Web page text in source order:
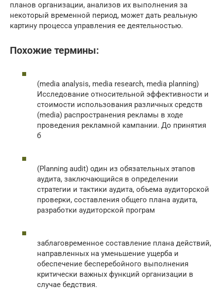
планов организации, анализов их выполнения за
некоторый временной период, может дать реальную
картину процесса управления ее деятельностью.
Похожие термины:
(media analysis, media research, media planning)
Исследование относительной эффективности и
стоимости использования различных средств
(media) распространения рекламы в ходе
проведения рекламной кампании. До принятия
б
(Planning audit) один из обязательных этапов
аудита, заключающийся в определении
стратегии и тактики аудита, объема аудиторской
проверки, составления общего плана аудита,
разработки аудиторской програм
заблаговременное составление плана действий,
направленных на уменьшение ущерба и
обеспечение бесперебойного выполнения
критически важных функций организации в
случае бедствия.